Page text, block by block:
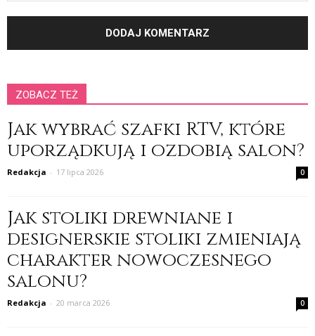
ZOBACZ TEŻ
Jak wybrać szafki RTV, które
uporządkują i ozdobią salon?
Redakcja - 17 lipca 2026 0
Jak stoliki drewniane i
designerskie stoliki zmieniają
charakter nowoczesnego
salonu?
Redakcja - 20 marca 2026 0